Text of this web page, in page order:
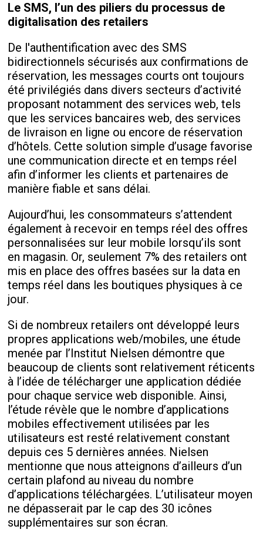
Le SMS, l’un des piliers du processus de
digitalisation des retailers
De l'authentification avec des SMS
bidirectionnels sécurisés aux confirmations de
réservation, les messages courts ont toujours
été privilégiés dans divers secteurs d’activité
proposant notamment des services web, tels
que les services bancaires web, des services
de livraison en ligne ou encore de réservation
d’hôtels. Cette solution simple d’usage favorise
une communication directe et en temps réel
afin d’informer les clients et partenaires de
manière fiable et sans délai.
Aujourd’hui, les consommateurs s’attendent
également à recevoir en temps réel des offres
personnalisées sur leur mobile lorsqu’ils sont
en magasin. Or, seulement 7% des retailers ont
mis en place des offres basées sur la data en
temps réel dans les boutiques physiques à ce
jour.
Si de nombreux retailers ont développé leurs
propres applications web/mobiles, une étude
menée par l’Institut Nielsen démontre que
beaucoup de clients sont relativement réticents
à l’idée de télécharger une application dédiée
pour chaque service web disponible. Ainsi,
l’étude révèle que le nombre d’applications
mobiles effectivement utilisées par les
utilisateurs est resté relativement constant
depuis ces 5 dernières années. Nielsen
mentionne que nous atteignons d’ailleurs d’un
certain plafond au niveau du nombre
d’applications téléchargées. L’utilisateur moyen
ne dépasserait par le cap des 30 icônes
supplémentaires sur son écran.